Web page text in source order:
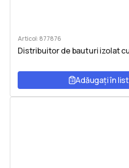
Articol: 877876
Distribuitor de bauturi izolat
Adăugați în